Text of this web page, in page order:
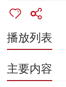
播放列表
主要内容